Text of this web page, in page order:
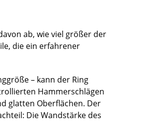
ab, wie viel größer der
die ein erfahrener
– kann der Ring
Hammerschlägen
glatten Oberflächen. Der
Die Wandstärke des